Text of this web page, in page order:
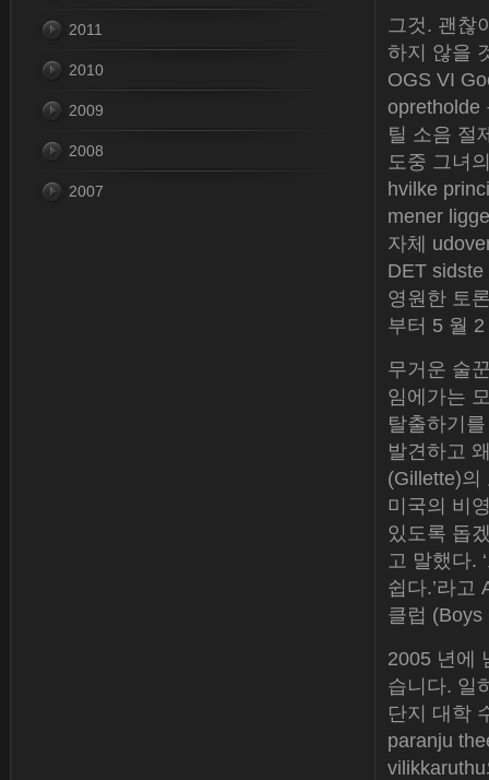
그것. 괜찮
하지 않을
OGS VI
opretholde
틸 소음 절
도중 그녀
hvilke
mener
자체
DET
영원한 토
부터 5 월
무거운 술
임에가는
탈출하기
발견하고
(Gillette)의
미국의 비
있도록 돕
고 말했다.
쉽다.’라고
클럽 (Boys
2005 년에
습니다. 일
단지 대학
paranju
2011
2010
2009
2008
2007